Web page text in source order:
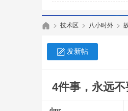
技术区 八小时外
发新帖
4件事，永远